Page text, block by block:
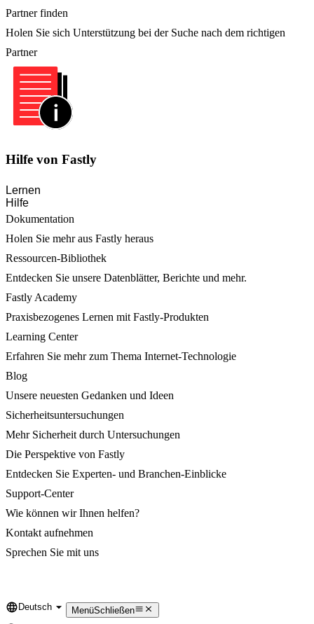
Partner finden
Holen Sie sich Unterstützung bei der Suche nach dem richtigen
Partner
Hilfe von Fastly
Lernen
Hilfe
Dokumentation
Holen Sie mehr aus Fastly heraus
Ressourcen-Bibliothek
Entdecken Sie unsere Datenblätter, Berichte und mehr.
Fastly Academy
Praxisbezogenes Lernen mit Fastly-Produkten
Learning Center
Erfahren Sie mehr zum Thema Internet-Technologie
Blog
Unsere neuesten Gedanken und Ideen
Sicherheitsuntersuchungen
Mehr Sicherheit durch Untersuchungen
Die Perspektive von Fastly
Entdecken Sie Experten- und Branchen-Einblicke
Support-Center
Wie können wir Ihnen helfen?
Kontakt aufnehmen
Sprechen Sie mit uns
Language
Deutsch MenüSchließen